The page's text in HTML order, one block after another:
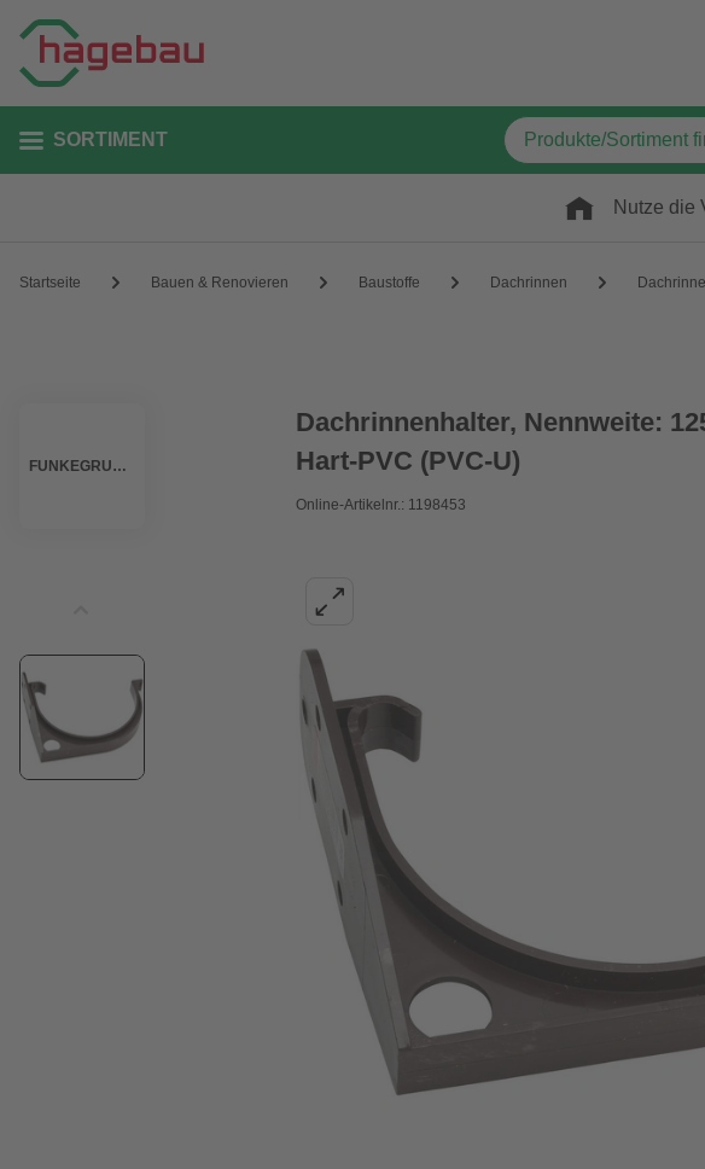
SORTIMENT
Nutze die
Startseite Bauen & Renovieren Baustoffe Dachrinnen
FUNKEGRUPPE
Dachrinnenhalter, Nennweite:
Hart-PVC (PVC-U)
Online-Artikelnr.: 1198453